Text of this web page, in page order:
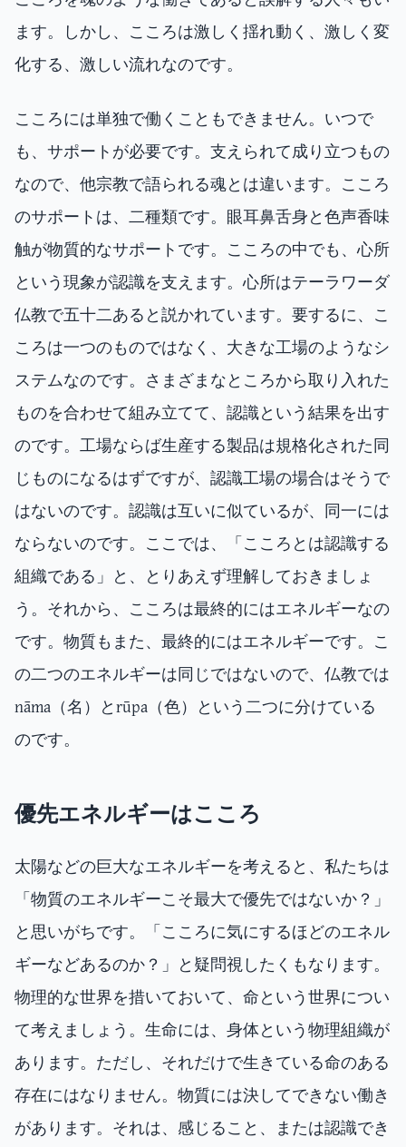
ます。しかし、こころは激しく揺れ動く、激しく変
化する、激しい流れなのです。
こころには単独で働くこともできません。いつで
も、サポートが必要です。支えられて成り立つもの
なので、他宗教で語られる魂とは違います。こころ
のサポートは、二種類です。眼耳鼻舌身と色声香味
触が物質的なサポートです。こころの中でも、心所
という現象が認識を支えます。心所はテーラワーダ
仏教で五十二あると説かれています。要するに、こ
ころは一つのものではなく、大きな工場のようなシ
ステムなのです。さまざまなところから取り入れた
ものを合わせて組み立てて、認識という結果を出す
のです。工場ならば生産する製品は規格化された同
じものになるはずですが、認識工場の場合はそうで
はないのです。認識は互いに似ているが、同一には
ならないのです。ここでは、「こころとは認識する
組織である」と、とりあえず理解しておきましょ
う。それから、こころは最終的にはエネルギーなの
です。物質もまた、最終的にはエネルギーです。こ
の二つのエネルギーは同じではないので、仏教では
nāma（名）とrūpa（色）という二つに分けている
のです。
優先エネルギーはこころ
太陽などの巨大なエネルギーを考えると、私たちは
「物質のエネルギーこそ最大で優先ではないか？」
と思いがちです。「こころに気にするほどのエネル
ギーなどあるのか？」と疑問視したくもなります。
物理的な世界を措いておいて、命という世界につい
て考えましょう。生命には、身体という物理組織が
あります。ただし、それだけで生きている命のある
存在にはなりません。物質には決してできない働き
があります。それは、感じること、または認識でき